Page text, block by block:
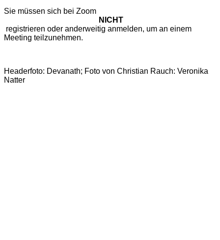
Sie müssen sich bei Zoom
NICHT
registrieren oder anderweitig anmelden, um an einem
Meeting teilzunehmen.
Headerfoto: Devanath; Foto von Christian Rauch: Veronika
Natter